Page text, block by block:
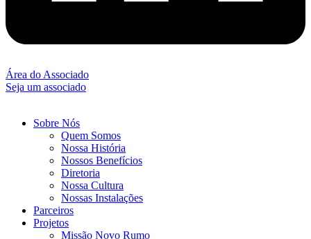
Área do Associado
Seja um associado
Sobre Nós
Quem Somos
Nossa História
Nossos Benefícios
Diretoria
Nossa Cultura
Nossas Instalações
Parceiros
Projetos
Missão Novo Rumo